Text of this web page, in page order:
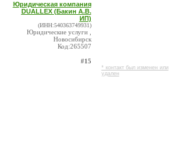
Юридическая компания
DUALLEX (Бакин А.В.
ИП)
(ИНН:540363749931)
Юридические услуги ,
Новосибирск
Код:265507
#15
* контакт был изменен или
удален